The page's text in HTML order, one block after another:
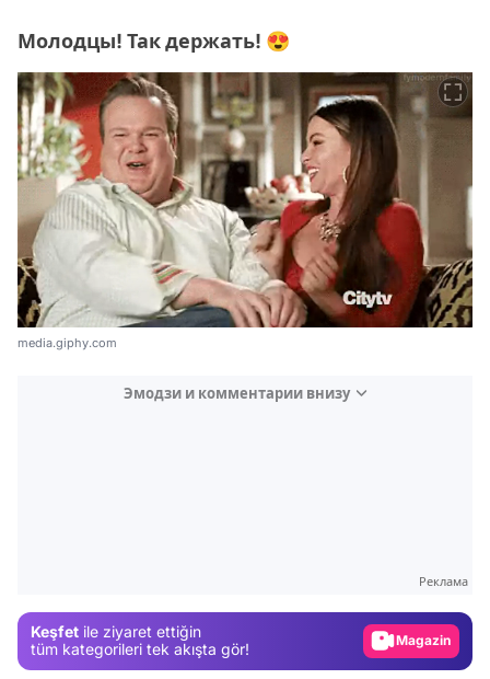
Молодцы! Так держать! 😍
media.giphy.com
Эмодзи и комментарии внизу
Реклама
Keşfet ile ziyaret ettiğin
tüm kategorileri tek akışta gör!
Video